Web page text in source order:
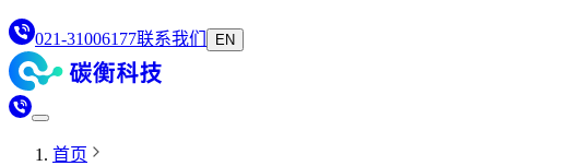
021-31006177联系我们 EN
首页